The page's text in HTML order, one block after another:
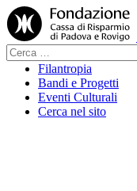
Ricerca
per:
Filantropia
Bandi e Progetti
Eventi Culturali
Cerca nel sito